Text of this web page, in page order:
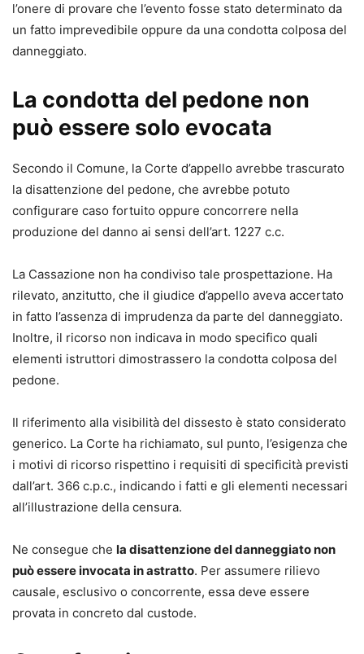
l’onere di provare che l’evento fosse stato determinato da
un fatto imprevedibile oppure da una condotta colposa del
danneggiato.
La condotta del pedone non
può essere solo evocata
Secondo il Comune, la Corte d’appello avrebbe trascurato
la disattenzione del pedone, che avrebbe potuto
configurare caso fortuito oppure concorrere nella
produzione del danno ai sensi dell’art. 1227 c.c.
La Cassazione non ha condiviso tale prospettazione. Ha
rilevato, anzitutto, che il giudice d’appello aveva accertato
in fatto l’assenza di imprudenza da parte del danneggiato.
Inoltre, il ricorso non indicava in modo specifico quali
elementi istruttori dimostrassero la condotta colposa del
pedone.
Il riferimento alla visibilità del dissesto è stato considerato
generico. La Corte ha richiamato, sul punto, l’esigenza che
i motivi di ricorso rispettino i requisiti di specificità previsti
dall’art. 366 c.p.c., indicando i fatti e gli elementi necessari
all’illustrazione della censura.
Ne consegue che la disattenzione del danneggiato non
può essere invocata in astratto. Per assumere rilievo
causale, esclusivo o concorrente, essa deve essere
provata in concreto dal custode.